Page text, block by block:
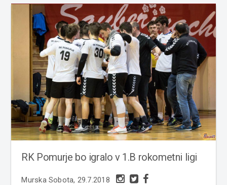
RK Pomurje bo igralo v 1.B rokometni ligi
Murska Sobota, 29.7.2018